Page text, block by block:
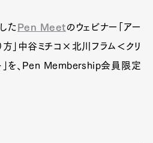
た Pen Meetのウェビナー「アー
方」中谷ミチコ×北川フラム＜クリ
」を、Pen Membership会員限定